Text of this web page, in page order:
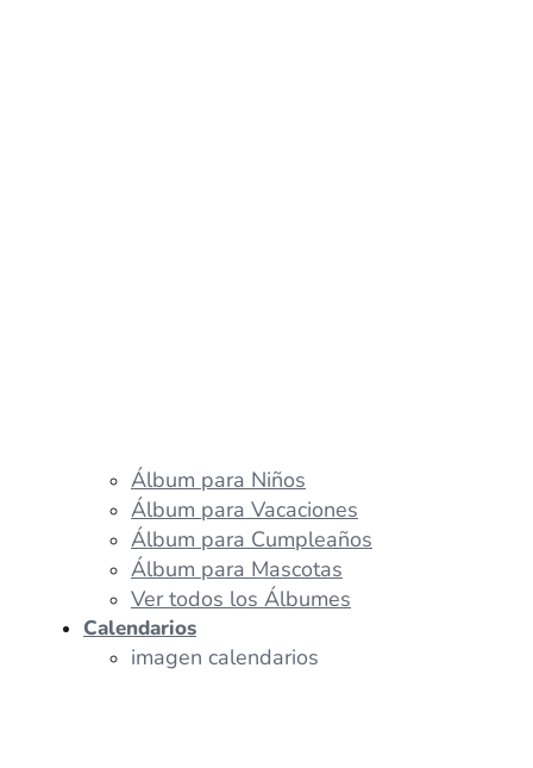
Álbum para Niños
Álbum para Vacaciones
Álbum para Cumpleaños
Álbum para Mascotas
Ver todos los Álbumes
Calendarios
imagen calendarios